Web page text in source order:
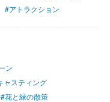
#アトラクション
ン
ャスティング
#花と緑の散策